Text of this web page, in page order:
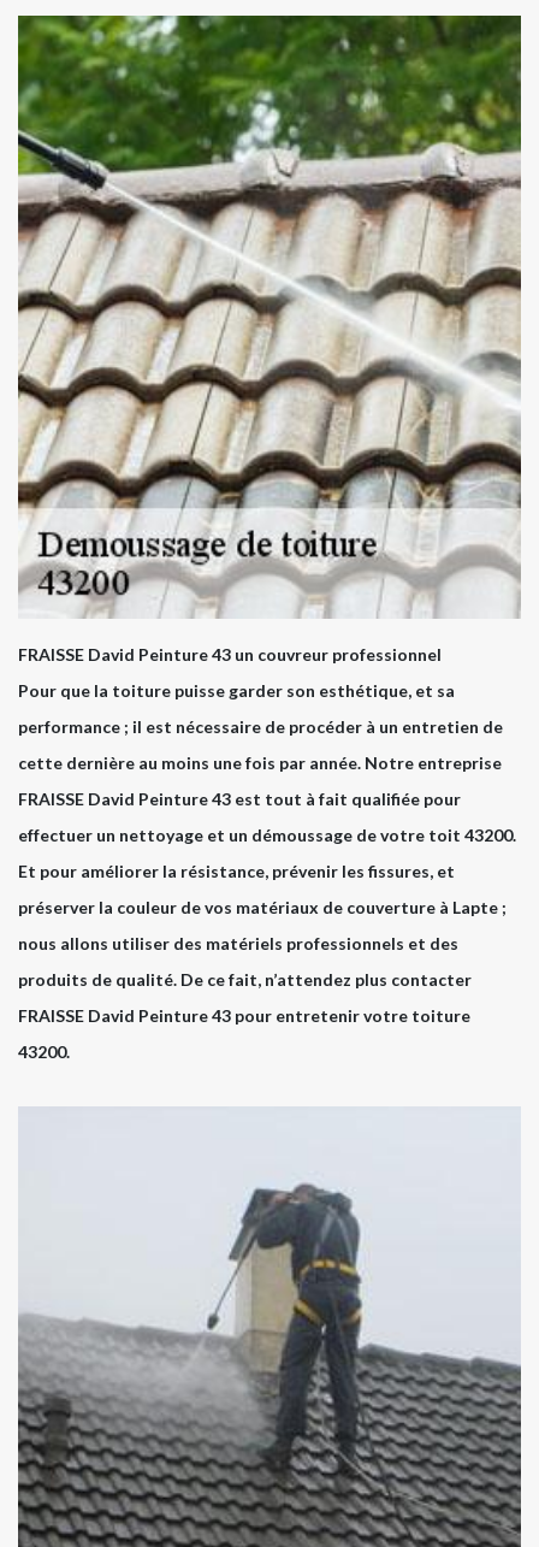
FRAISSE David Peinture 43 un couvreur professionnel
Pour que la toiture puisse garder son esthétique, et sa
performance ; il est nécessaire de procéder à un entretien de
cette dernière au moins une fois par année. Notre entreprise
FRAISSE David Peinture 43 est tout à fait qualifiée pour
effectuer un nettoyage et un démoussage de votre toit 43200.
Et pour améliorer la résistance, prévenir les fissures, et
préserver la couleur de vos matériaux de couverture à Lapte ;
nous allons utiliser des matériels professionnels et des
produits de qualité. De ce fait, n’attendez plus contacter
FRAISSE David Peinture 43 pour entretenir votre toiture
43200.